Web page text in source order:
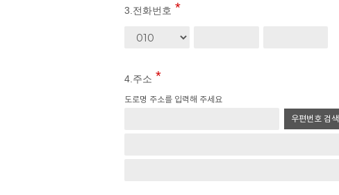
3.전화번호
4.주소
도로명 주소를 입력해 주세요
우편번호 검색